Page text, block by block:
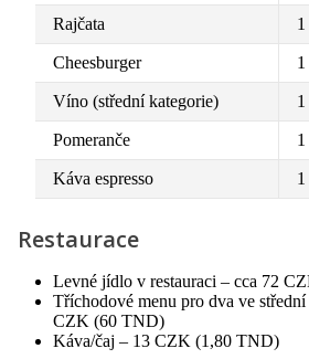
Rajčata
Cheesburger
Víno (střední kategorie)
Pomeranče
Káva espresso
Restaurace
Levné jídlo v restauraci – cca 72
Tříchodové menu pro dva ve
CZK (60 TND)
Káva/čaj – 13 CZK (1,80 TND)